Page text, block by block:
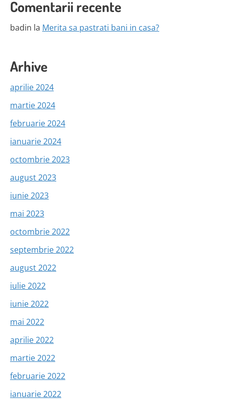
Comentarii recente
badin la Merita sa pastrati bani in casa?
Arhive
aprilie 2024
martie 2024
februarie 2024
ianuarie 2024
octombrie 2023
august 2023
iunie 2023
mai 2023
octombrie 2022
septembrie 2022
august 2022
iulie 2022
iunie 2022
mai 2022
aprilie 2022
martie 2022
februarie 2022
ianuarie 2022